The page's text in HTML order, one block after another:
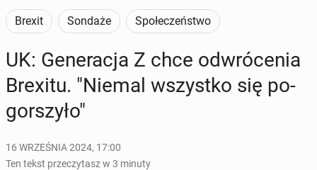
Brexit Sondaże Społeczeństwo
UK: Ge­ne­ra­cja Z chce od­wró­ce­nia
Brexitu. "Niemal wszyst­ko się po­
gor­szy­ło"
16 WRZEŚNIA 2024, 17:00
Ten tekst przeczytasz w 3 minuty